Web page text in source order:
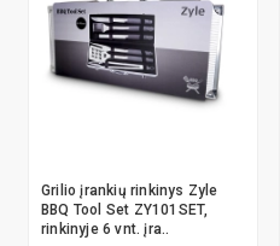
Grilio įrankių rinkinys Zyle
BBQ Tool Set ZY101SET,
rinkinyje 6 vnt. įra..